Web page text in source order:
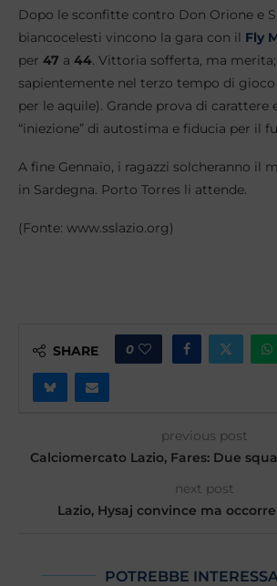
Dopo le sconfitte contro Don Orione e
biancocelesti vincono la gara con il Fly
per 47 a 44 . Vittoria sofferta, ma
sapientemente nel terzo tempo di gioco
per le aquile). Grande prova di carattere
“iniezione” di autostima e fiducia per il
A fine Gennaio, i ragazzi solcheranno il
in Sardegna. Porto Torres li attende.
(Fonte: www.sslazio.org)
SHARE 0
previous post
Calciomercato Lazio, Fares: Due
next post
Lazio, Hysaj convince ma
POTREBBE